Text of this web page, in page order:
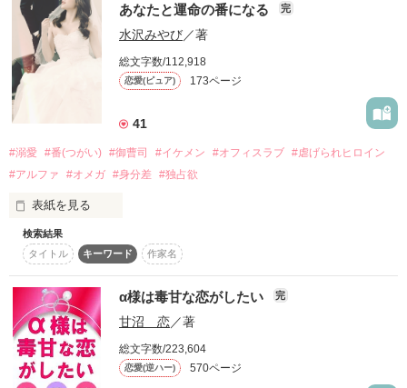
器用で不器用な二人の、
＼　刺激♡過多な学園オメガバース・ラブ　／
「だめだもう、
╭──✧◦°˚°◦❤︎◦°˚°◦✧──╮
今日は我慢しない。
╰──✧◦°˚°◦❤︎◦°˚°◦✧──╯
書籍は加筆・修正を加え、
より読みやすくなっています。
書籍化に伴い、改題しました。
ノベマ！にて、
番外編SS『クリスマスの朝に』を公開しています＊
作品を読む
キリッと凛々しい風紀委員
蓮見　直月　（高２）
hasumi  natuki
yuki  ayato
恋を知らないオメガ姫の心を射止めるのは誰？
＼甘キュン♡沼キュン／
＼溺愛系ラブストーリー／
4月のマンスリーチャレンジ
『初恋のはじめかた』
運命の番を探すためにアイドルをしている
おっとり王子様顔の腹黒アルファ（α）
（あまがみ　ゆいと）
×
家族に虐げられている
自己犠牲型のベータ？（β）
神楽　琉乃
（かぐら　るの）
罪人として〝灰の塔〟に送られ、
惨めな最期を迎えた王妃ナディア。
しかし彼女が次に目を覚ました時、
そこは彼女が命を落とす四年前の世界だった。
今度は違う終わりを迎えようと、
策略によって、蛮族と称される獣人の国へ
ひどい扱いを覚悟していたのに、
なぜか信じられないほどの
好待遇が待ち受けていて……！？
「ときどき、どうしようもなくこうしたくなる。
人間なんて消えてしまえばいいと思っているのに、
おまえだけはずっとそばで笑っていてほしい」
二度目の人生も最悪になるはずが、
黒狼王ゲルハルトから溺愛されることになり……。
あなたと運命の番になる 完
水沢みやび／著
総文字数/112,918
恋愛(ピュア) 173ページ
41
#溺愛 #番(つがい) #御曹司 #イケメン #オフィスラブ #虐げられヒロイン
#アルファ
#オメガ #身分差 #独占欲
表紙を見る
山城 和真  (やましろ かずま)
27歳 α(アルファ)
大手自動車メーカー、ヤマシロの社長の息子
頭脳明晰、容姿端麗で次期社長候補。
モテるが、自分の地位や容姿に興味がある女性ばかりで、恋愛
をめんどうに思っている。
業績不振の自動車部品工場に潜入捜査のため、谷本和真(たにも
と かずま)と偽って働くことになる。
検索結果
タイトル
キーワード 作家名
α様は毒甘な恋がしたい 完
甘沼 恋／著
総文字数/223,604
恋愛(逆ハー) 570ページ